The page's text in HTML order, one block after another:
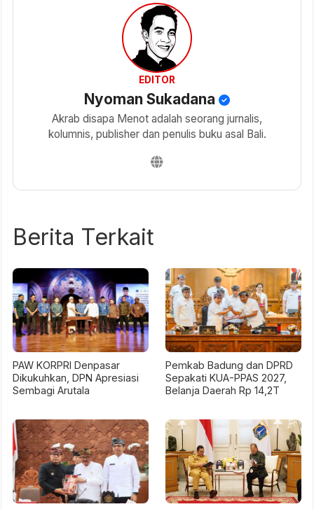
EDITOR
Nyoman Sukadana
Akrab disapa Menot adalah seorang jurnalis,
kolumnis, publisher dan penulis buku asal Bali.
Berita Terkait
PAW KORPRI Denpasar
Dikukuhkan, DPN Apresiasi
Sembagi Arutala
Pemkab Badung dan DPRD
Sepakati KUA-PPAS 2027,
Belanja Daerah Rp 14,2T